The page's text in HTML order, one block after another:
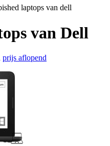
laptops van dell
van Dell
prijs aflopend